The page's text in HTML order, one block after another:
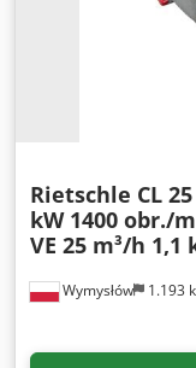
Wymysłów 1.193
Rietschle CL
kW 1400 obr./
VE 25 m³/h